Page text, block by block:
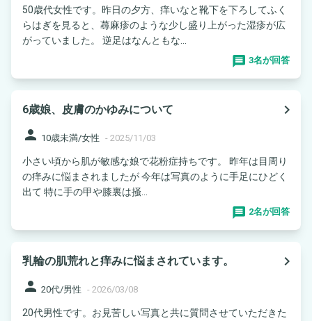
50歳代女性です。昨日の夕方、痒いなと靴下を下ろしてふく
らはぎを見ると、蕁麻疹のような少し盛り上がった湿疹が広
がっていました。 逆足はなんともな...
3名が回答
6歳娘、皮膚のかゆみについて
navigate_next
person 10歳未満/女性 - 2025/11/03
小さい頃から肌が敏感な娘で花粉症持ちです。 昨年は目周り
の痒みに悩まされましたが 今年は写真のように手足にひどく
出て 特に手の甲や膝裏は掻...
2名が回答
乳輪の肌荒れと痒みに悩まされています。
navigate_next
person 20代/男性 - 2026/03/08
20代男性です。お見苦しい写真と共に質問させていただきた